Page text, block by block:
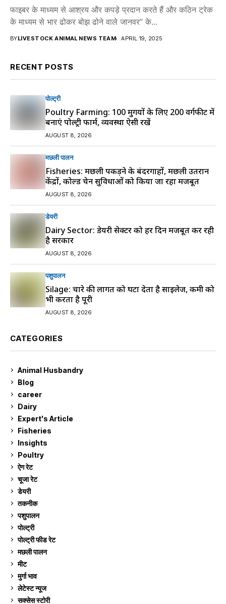
फाइबर के माध्यम से आश्रय और कपड़े प्रदान करते हैं और कठिन ट्रेक
के माध्यम से भार ढोकर बोझ ढोने वाले जानवर” के...
BYLIVESTOCK ANIMAL NEWS TEAM APRIL 19, 2025
RECENT POSTS
पोल्ट्री
Poultry Farming: 100 मुर्गियों के लिए 200 वर्गफीट में
बनाएं पोल्ट्री फार्म, व्यवस्था ऐसी रखें
AUGUST 8, 2026
मछली पालन
Fisheries: मछली पकड़ने के बंदरगाहों, मछली उतरान
केंद्रों, कोल्ड चेन सुविधाओं को किया जा रहा मजबूत
AUGUST 8, 2026
डेयरी
Dairy Sector: डेयरी सेक्टर को हर दिन मजबूत कर रही
है सरकार
AUGUST 8, 2026
पशुपालन
Silage: चारे की लागत को घटा देता है साइलेज, कमी को
भी करता है पूरी
AUGUST 8, 2026
CATEGORIES
Animal Husbandry
Blog
career
Dairy
Expert's Article
Fisheries
Insights
Poultry
ऐग रेट
चूजा रेट
डेयरी
तकनीक
पशुपालन
पोल्ट्री
पोल्ट्री फीड रेट
मछली पालन
मीट
मुर्गा भाव
लेटेस्ट न्यूज
सक्सेस स्टो‍री